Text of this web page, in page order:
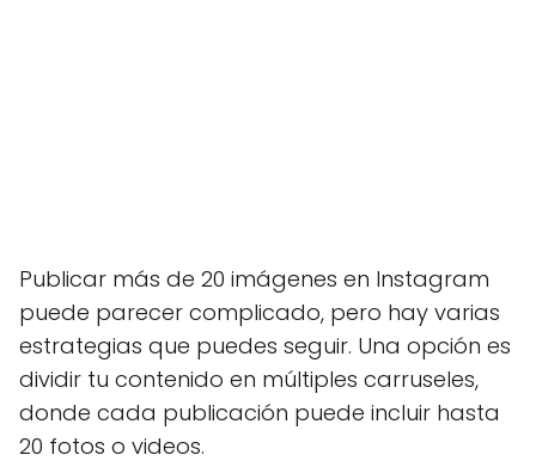
Publicar más de 20 imágenes en Instagram
puede parecer complicado, pero hay varias
estrategias que puedes seguir. Una opción es
dividir tu contenido en múltiples carruseles,
donde cada publicación puede incluir hasta
20 fotos o videos.